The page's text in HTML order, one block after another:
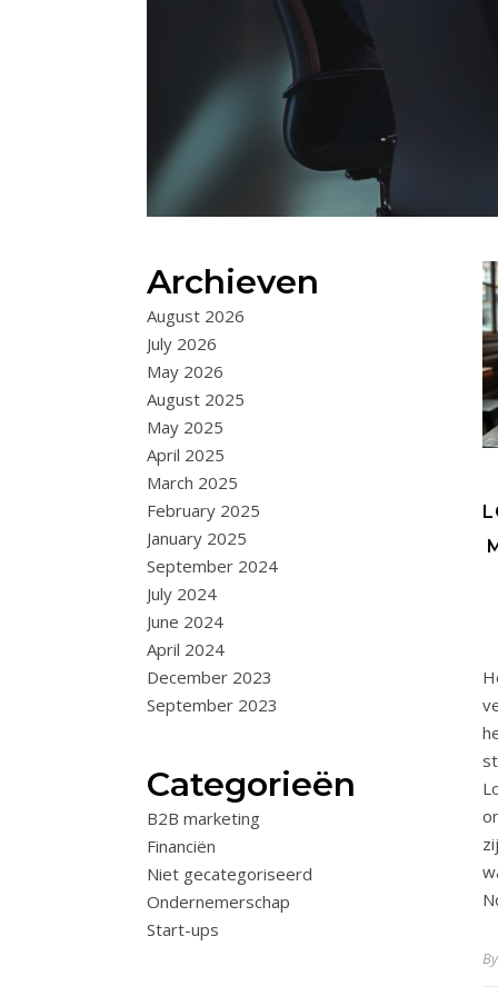
Archieven
August 2026
July 2026
May 2026
August 2025
May 2025
April 2025
March 2025
February 2025
January 2025
September 2024
July 2024
June 2024
April 2024
December 2023
September 2023
Categorieën
B2B marketing
Financiën
Niet gecategoriseerd
Ondernemerschap
Start-ups